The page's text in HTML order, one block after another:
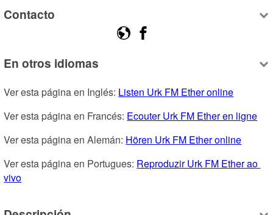
Contacto
En otros idiomas
Ver esta página en Inglés: Listen Urk FM Ether online
Ver esta página en Francés: Ecouter Urk FM Ether en ligne
Ver esta página en Alemán: Hören Urk FM Ether online
Ver esta página en Portugues: Reproduzir Urk FM Ether ao
vivo